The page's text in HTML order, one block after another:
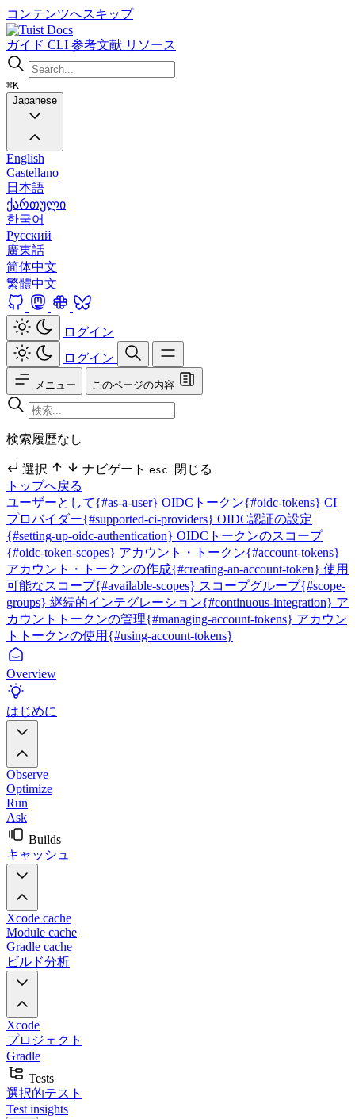
コンテンツへスキップ
Docs
ガイド CLI 参考文献 リソース
⌘K
Japanese
English
Castellano
日本語
ქართული
한국어
Русский
廣東話
简体中文
繁體中文
ログイン
ログイン
メニュー このページの内容
検索履歴なし
選択 ナビゲート esc
閉じる
トップへ戻る
ユーザーとして{#as-a-user} OIDCトークン{#oidc-tokens} CI
プロバイダー{#supported-ci-providers} OIDC認証の設定
{#setting-up-oidc-authentication} OIDCトークンのスコープ
{#oidc-token-scopes} アカウント・トークン{#account-tokens}
アカウント・トークンの作成{#creating-an-account-token} 使用
可能なスコープ{#available-scopes} スコープグループ{#scope-
groups} 継続的インテグレーション{#continuous-integration} ア
カウントトークンの管理{#managing-account-tokens} アカウン
トトークンの使用{#using-account-tokens}
Overview
はじめに
Observe
Optimize
Run
Ask
Builds
キャッシュ
Xcode cache
Module cache
Gradle cache
ビルド分析
Xcode
プロジェクト
Gradle
Tests
選択的テスト
Test insights